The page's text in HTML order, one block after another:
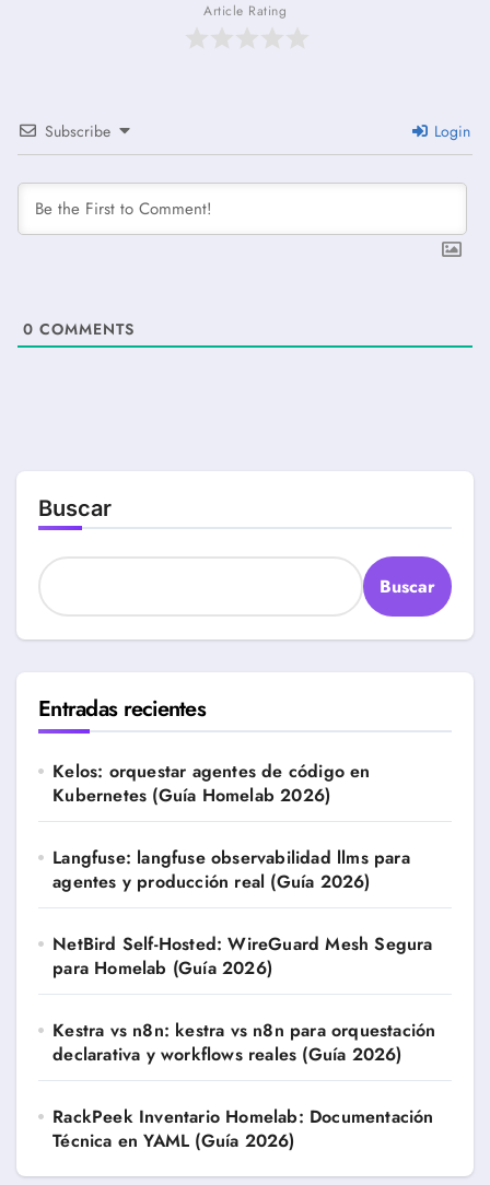
Article Rating
Subscribe Login
0 COMMENTS
Buscar
Buscar
Entradas recientes
Kelos: orquestar agentes de código en
Kubernetes (Guía Homelab 2026)
Langfuse: langfuse observabilidad llms para
agentes y producción real (Guía 2026)
NetBird Self-Hosted: WireGuard Mesh Segura
para Homelab (Guía 2026)
Kestra vs n8n: kestra vs n8n para orquestación
declarativa y workflows reales (Guía 2026)
RackPeek Inventario Homelab: Documentación
Técnica en YAML (Guía 2026)